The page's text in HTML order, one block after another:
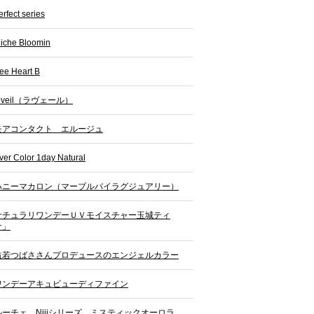
series
Bloomin
Heart B
（ラヴェール）
アコンタクト エルージュ
Color 1day Natural
ニーマカロン（マーブルバイラグジュアリー）
チュラリワンデーＵＶモイスチャー玉城ティ
若つばささんプロデュースのエンジェルカラー
ンデーアキュビューディファイン